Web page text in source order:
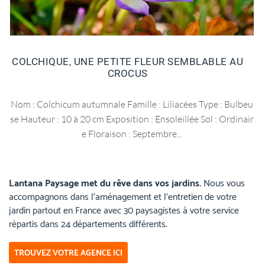
COLCHIQUE, UNE PETITE FLEUR SEMBLABLE AU
CROCUS
Nom : Colchicum autumnale Famille : Liliacées Type : Bulbeu
se Hauteur : 10 à 20 cm Exposition : Ensoleillée Sol : Ordinair
e Floraison : Septembre...
Lantana Paysage met du rêve dans vos jardins.Nous vous
accompagnons dans l’aménagement et l’entretien de votre
jardin partout en France avec 30 paysagistes à votre service
répartis dans 24 départements différents.
TROUVEZ VOTRE AGENCE ICI